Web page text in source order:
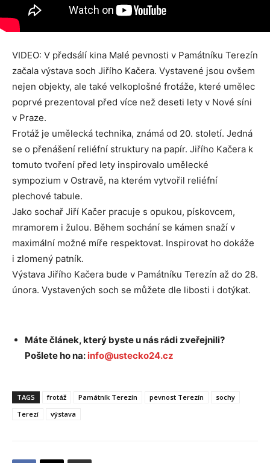
VIDEO: V předsálí kina Malé pevnosti v Památníku Terezín
začala výstava soch Jiřího Kačera. Vystavené jsou ovšem
nejen objekty, ale také velkoplošné frotáže, které umělec
poprvé prezentoval před více než deseti lety v Nové síni
v Praze.
Frotáž je umělecká technika, známá od 20. století. Jedná
se o přenášení reliéfní struktury na papír. Jiřího Kačera k
tomuto tvoření před lety inspirovalo umělecké
sympozium v Ostravě, na kterém vytvořil reliéfní
plechové tabule.
Jako sochař Jiří Kačer pracuje s opukou, pískovcem,
mramorem i žulou. Během sochání se kámen snaží v
maximální možné míře respektovat. Inspirovat ho dokáže
i zlomený patník.
Výstava Jiřího Kačera bude v Památníku Terezín až do 28.
února. Vystavených soch se můžete dle libosti i dotýkat.
Máte článek, který byste u nás rádi zveřejnili?
Pošlete ho na: info@ustecko24.cz
TAGS frotáž Památník Terezín pevnost Terezín
sochy
Terezí
výstava